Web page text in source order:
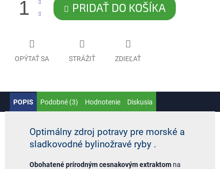
PRIDAŤ DO KOŠÍKA
OPÝTAŤ SA STRÁŽIŤ ZDIEĽAŤ
POPIS Podobné (3) Hodnotenie Diskusia
Optimálny zdroj potravy pre morské a
sladkovodné bylinožravé ryby .
Obohatené prírodným cesnakovým extraktom na